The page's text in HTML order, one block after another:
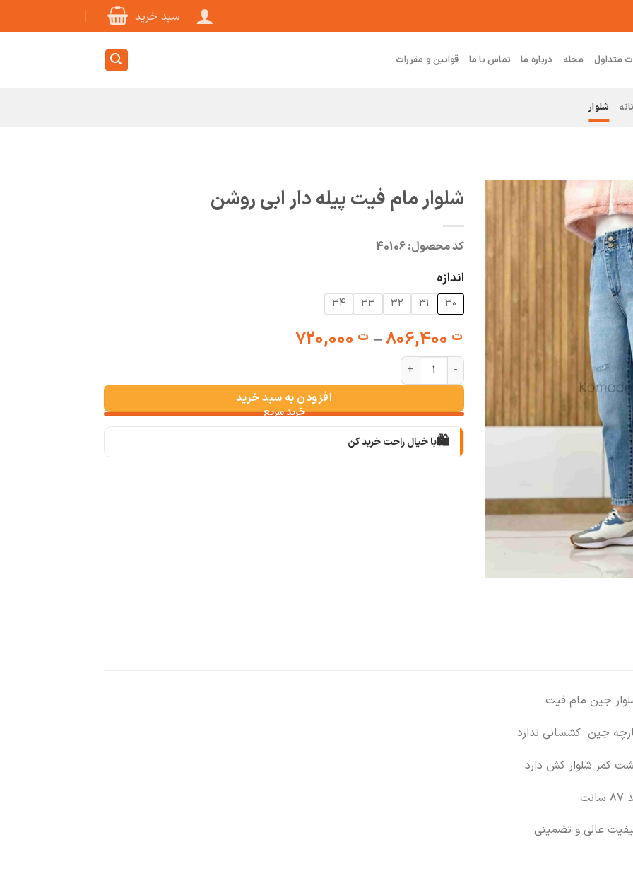
سبد خرید
متداول مجله درباره ما تماس با ما قوانین و مقررات
شلوار
شلوار مام فیت پیله دار ابی روشن
کد محصول:40106
اندازه
30
31
32
33
34
ت – ت Price
through
ت 806,400
شلوار مام فیت پیله دار ابی روشن عدد
افزودن به سبد خرید
🛍️با خیال راحت خرید کن
جین مام فیت
جین کشسانی ندارد
کمر شلوار کش دارد
عالی و تضمینی